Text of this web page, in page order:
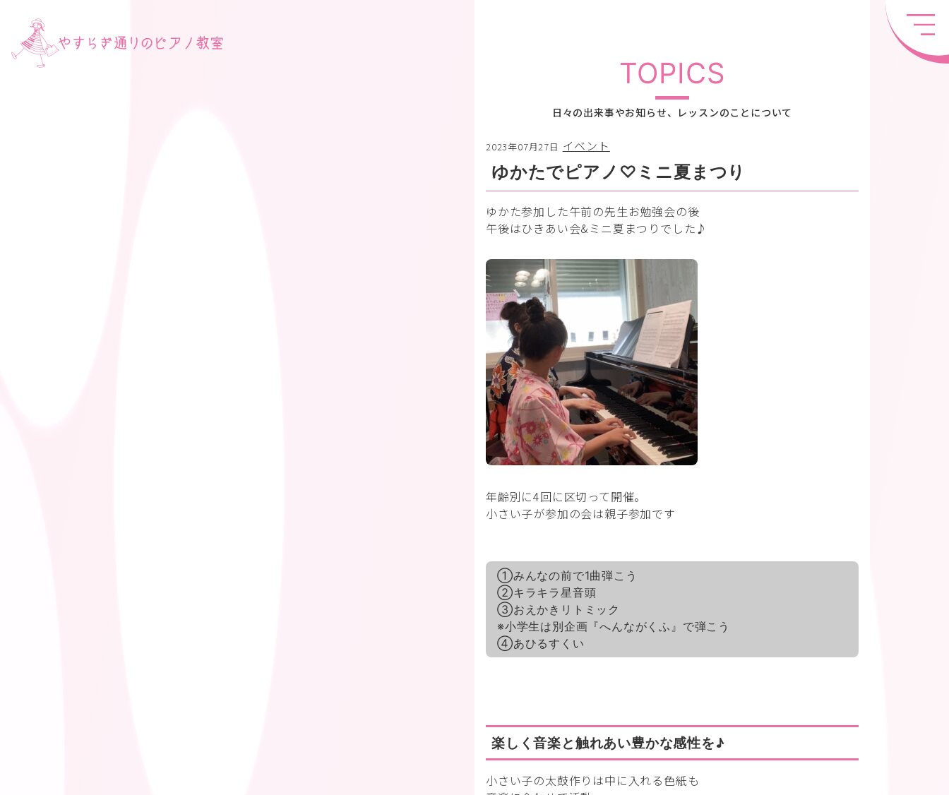
TOPICS
日々の出来事やお知らせ、レッスンのことについて
2023年07月27日 イベント
ゆかたでピアノ♡ミニ夏まつり
ゆかた参加した午前の先生お勉強会の後
午後はひきあい会&ミニ夏まつりでした♪
年齢別に4回に区切って開催。
小さい子が参加の会は親子参加です
①みんなの前で1曲弾こう
②キラキラ星音頭
③おえかきリトミック
※小学生は別企画『へんながくふ』で弾こう
④あひるすくい
楽しく音楽と触れあい豊かな感性を♪
小さい子の太鼓作りは中に入れる色紙も